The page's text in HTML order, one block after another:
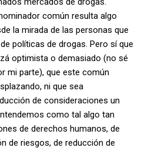
común resulta algo
la mirada de las personas que
políticas de drogas. Pero sí que
optimista o demasiado (no sé
mi parte), que este común
ni que sea
de consideraciones un
como tal algo tan
de derechos humanos, de
de riesgos, de reducción de